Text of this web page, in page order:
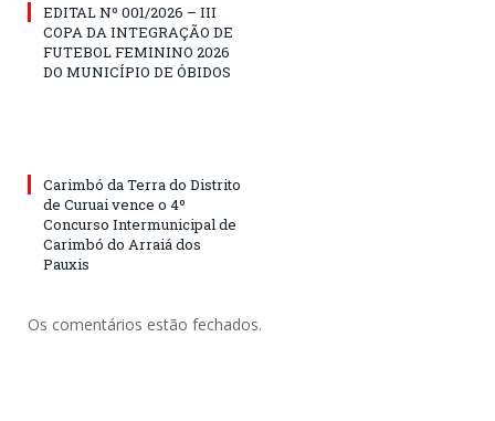
EDITAL Nº 001/2026 – III
COPA DA INTEGRAÇÃO DE
FUTEBOL FEMININO 2026
DO MUNICÍPIO DE ÓBIDOS
Carimbó da Terra do Distrito
de Curuai vence o 4º
Concurso Intermunicipal de
Carimbó do Arraiá dos
Pauxis
Os comentários estão fechados.